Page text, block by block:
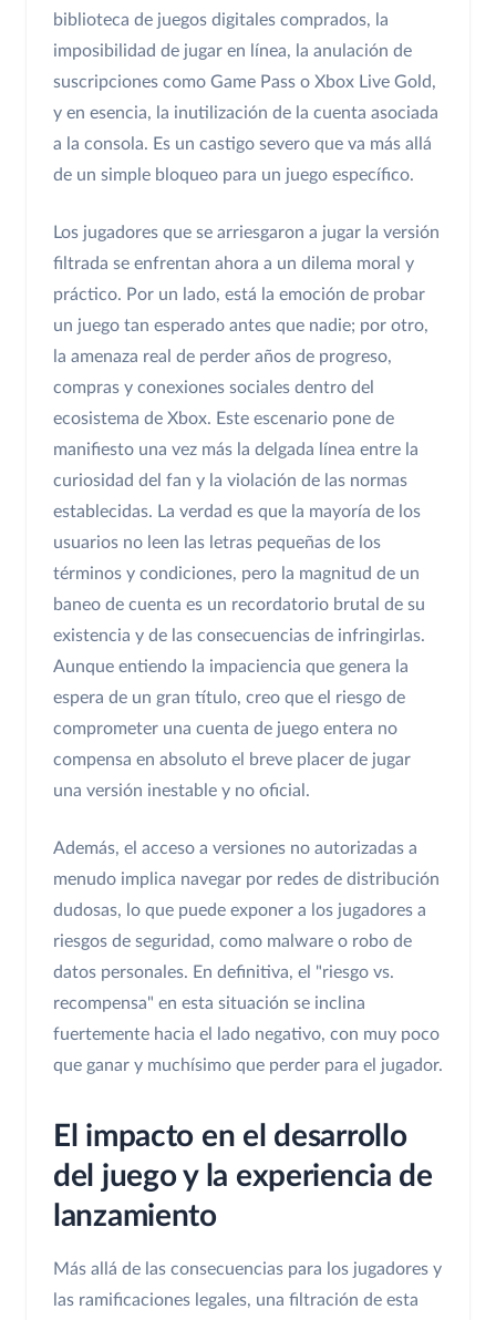
biblioteca de juegos digitales comprados, la
imposibilidad de jugar en línea, la anulación de
suscripciones como Game Pass o Xbox Live Gold,
y en esencia, la inutilización de la cuenta asociada
a la consola. Es un castigo severo que va más allá
de un simple bloqueo para un juego específico.
Los jugadores que se arriesgaron a jugar la versión
filtrada se enfrentan ahora a un dilema moral y
práctico. Por un lado, está la emoción de probar
un juego tan esperado antes que nadie; por otro,
la amenaza real de perder años de progreso,
compras y conexiones sociales dentro del
ecosistema de Xbox. Este escenario pone de
manifiesto una vez más la delgada línea entre la
curiosidad del fan y la violación de las normas
establecidas. La verdad es que la mayoría de los
usuarios no leen las letras pequeñas de los
términos y condiciones, pero la magnitud de un
baneo de cuenta es un recordatorio brutal de su
existencia y de las consecuencias de infringirlas.
Aunque entiendo la impaciencia que genera la
espera de un gran título, creo que el riesgo de
comprometer una cuenta de juego entera no
compensa en absoluto el breve placer de jugar
una versión inestable y no oficial.
Además, el acceso a versiones no autorizadas a
menudo implica navegar por redes de distribución
dudosas, lo que puede exponer a los jugadores a
riesgos de seguridad, como malware o robo de
datos personales. En definitiva, el "riesgo vs.
recompensa" en esta situación se inclina
fuertemente hacia el lado negativo, con muy poco
que ganar y muchísimo que perder para el jugador.
El impacto en el desarrollo
del juego y la experiencia de
lanzamiento
Más allá de las consecuencias para los jugadores y
las ramificaciones legales, una filtración de esta